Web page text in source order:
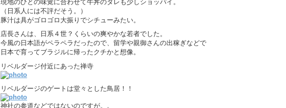
現地のひとの味覚に合わせて牛丼のタレも少しショッパイ。
（日系人には不評だそう。）
豚汁は具がゴロゴロ大振りでシチューみたい。
店長さんは、日系４世？くらいの爽やかな若者でした。
今風の日本語がペラペラだったので、留学や親御さんの出稼ぎなどで
日本で育ってブラジルに帰ったクチかと想像。
リベルダージ付近にあった禅寺
リベルダージのゲートは堂々とした鳥居！！
神社の参道などではないのですが。。